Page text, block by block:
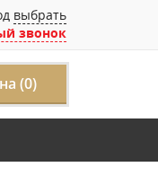
выбрать
звонок
(0)